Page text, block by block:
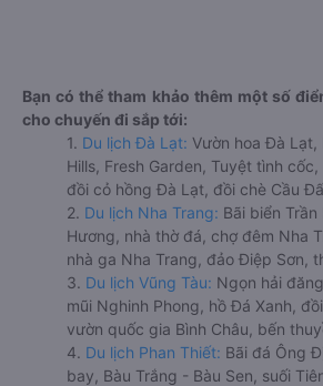
Bạn có thể tham khảo thêm một số
cho chuyến đi sắp tới:
1. Du lịch Đà Lạt: Vườn hoa Đà Lạt,
Hills, Fresh Garden, Tuyệt tình
đồi cỏ hồng Đà Lạt, đồi chè Cầu
2. Du lịch Nha Trang: Bãi biển
Hương, nhà thờ đá, chợ đêm Nha
nhà ga Nha Trang, đảo Điệp Sơn,
3. Du lịch Vũng Tàu: Ngọn hải
mũi Nghinh Phong, hồ Đá Xanh,
vườn quốc gia Bình Châu, bến
4. Du lịch Phan Thiết: Bãi đá Ông
bay, Bàu Trắng - Bàu Sen, suối